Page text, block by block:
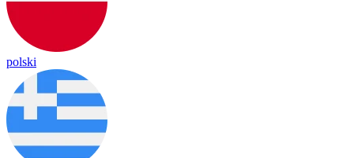
polski